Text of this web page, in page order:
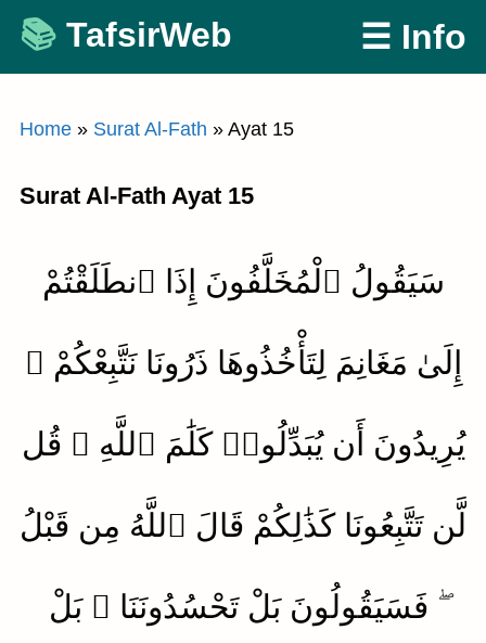
Skip
content
TafsirWeb ☰ Info
Home » Surat Al-Fath » Ayat 15
Surat Al-Fath Ayat 15
سَيَقُولُ ٱلْمُخَلَّفُونَ إِذَا ٱنطَلَقْتُمْ
إِلَىٰ مَغَانِمَ لِتَأْخُذُوهَا ذَرُونَا نَتَّبِعْكُمْ ۖ
يُرِيدُونَ أَن يُبَدِّلُوا۟ كَلَٰمَ ٱللَّهِ ۚ قُل
لَّن تَتَّبِعُونَا كَذَٰلِكُمْ قَالَ ٱللَّهُ مِن قَبْلُ
ۖ فَسَيَقُولُونَ بَلْ تَحْسُدُونَنَا ۚ بَلْ